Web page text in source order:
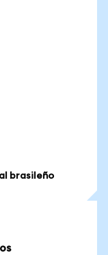
brasileño